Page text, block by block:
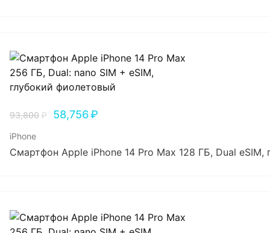
93,800₽ 58,756₽
iPhone
Смартфон Apple iPhone 14 Pro Max 128 ГБ, Dual еSIM,